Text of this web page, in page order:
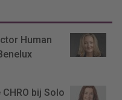
Human
bij Solo